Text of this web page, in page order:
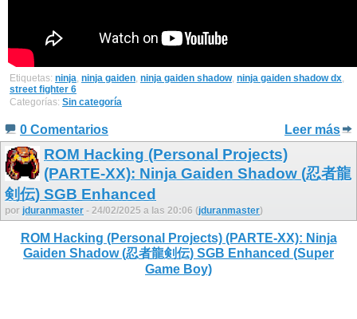
Etiquetas: ninja, ninja gaiden, ninja gaiden shadow, ninja gaiden shadow dx,
street fighter 6
Categorías: Sin categoría
0 Comentarios Leer más
ROM Hacking (Personal Projects)
(PARTE-XX): Ninja Gaiden Shadow (忍者龍
剣伝) SGB Enhanced
por jduranmaster - 24/02/2025 a las 20:06 (jduranmaster)
ROM Hacking (Personal Projects) (PARTE-XX): Ninja
Gaiden Shadow (忍者龍剣伝) SGB Enhanced (Super
Game Boy)